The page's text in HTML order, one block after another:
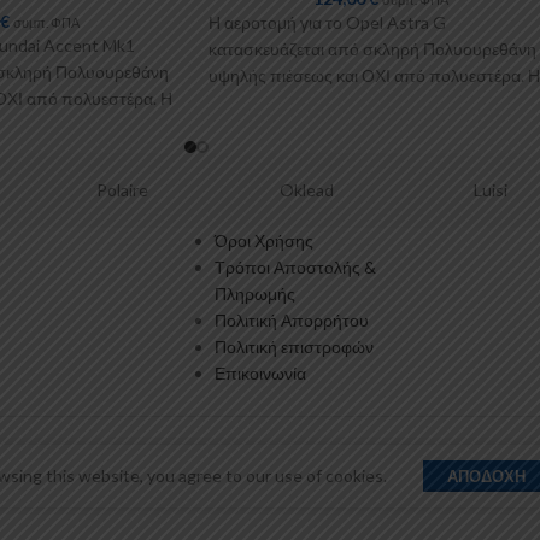
€ συμπ. ΦΠΑ
Accent Mk1
Πολυουρεθάνη
από πολυεστέρα. Η
Η αεροτομή για το Opel Astra G
κατασκευάζεται από σκληρή Πολυουρεθάνη
υψηλής πιέσεως και ΟΧΙ από πολυεστέρα. Η
Όροι Χρήσης
Τρόποι Αποστολής &
Πληρωμής
Πολιτική Απορρήτου
Πολιτική επιστροφών
Επικοινωνία
this website, you agree to our use of cookies. ΑΠΟΔΟΧΉ